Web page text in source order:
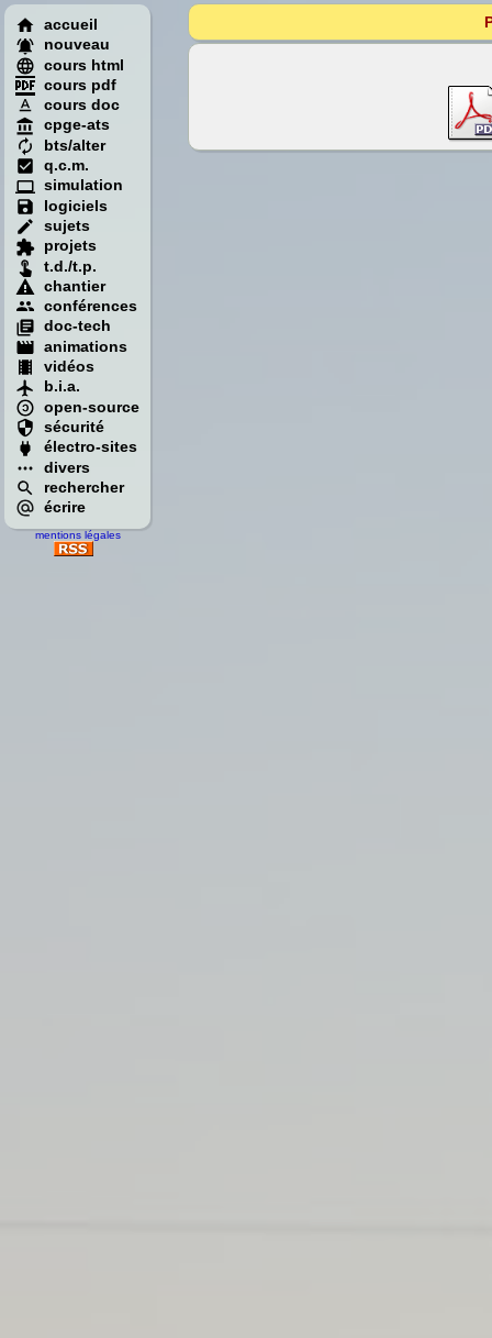
accueil
nouveau
cours html
cours pdf
cours doc
cpge-ats
bts/alter
q.c.m.
simulation
logiciels
sujets
projets
t.d./t.p.
chantier
conférences
doc-tech
animations
vidéos
b.i.a.
open-source
sécurité
électro-sites
divers
rechercher
écrire
mentions légales